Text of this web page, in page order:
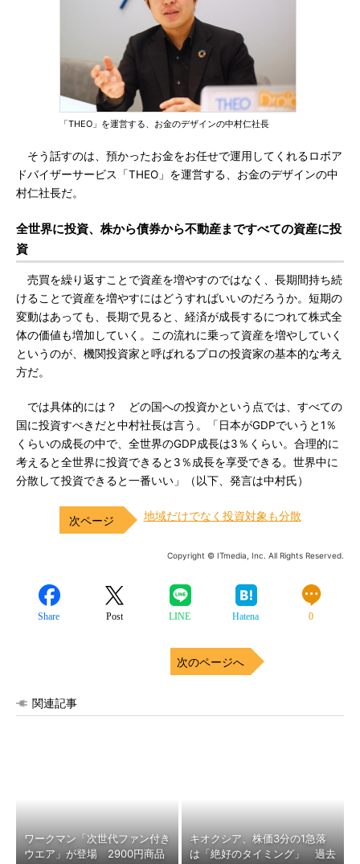
「THEO」を運営する、お金のデザインの中村仁社長
そう話すのは、預かったお金をお任せで運用してくれるロボア
ドバイザーサービス「THEO」を運営する、お金のデザインの中
村仁社長だ。
全世界に投資、株から債券から不動産まですべての資産に投
資
売買を繰り返すことで資産を増やすのではなく、長期間持ち続
けることで資産を増やすにはどうすればいいのだろうか。短期の
変動はあっても、長期で見ると、経済が成長するにつれて株式全
体の価値も増加していく。この流れに乗って資産を増やしていく
というのが、機関投資家と呼ばれるプロの投資家の基本的な考え
方だ。
では具体的には？ どの国への投資かという点では、すべての
国に投資すべきだと中村社長は言う。「日本がGDPでいうと1％
くらいの成長の中で、全世界のGDP成長は3％くらい。合理的に
考えると全世界に投資できると3％成長を享受できる。世界中に
分散して投資できると一番いい」（以下、発言は中村氏）
地域だけでなく投資対象も分散
Copyright © ITmedia, Inc. All Rights Reserved.
Share Post LINE Hatena 0
次のページへ
関連記事
ワークマン「次世代ファン付き
ウエア」が登場 2900円商品
キオクシア、株価3分の1急落
は「絶好のタイミング」 過去